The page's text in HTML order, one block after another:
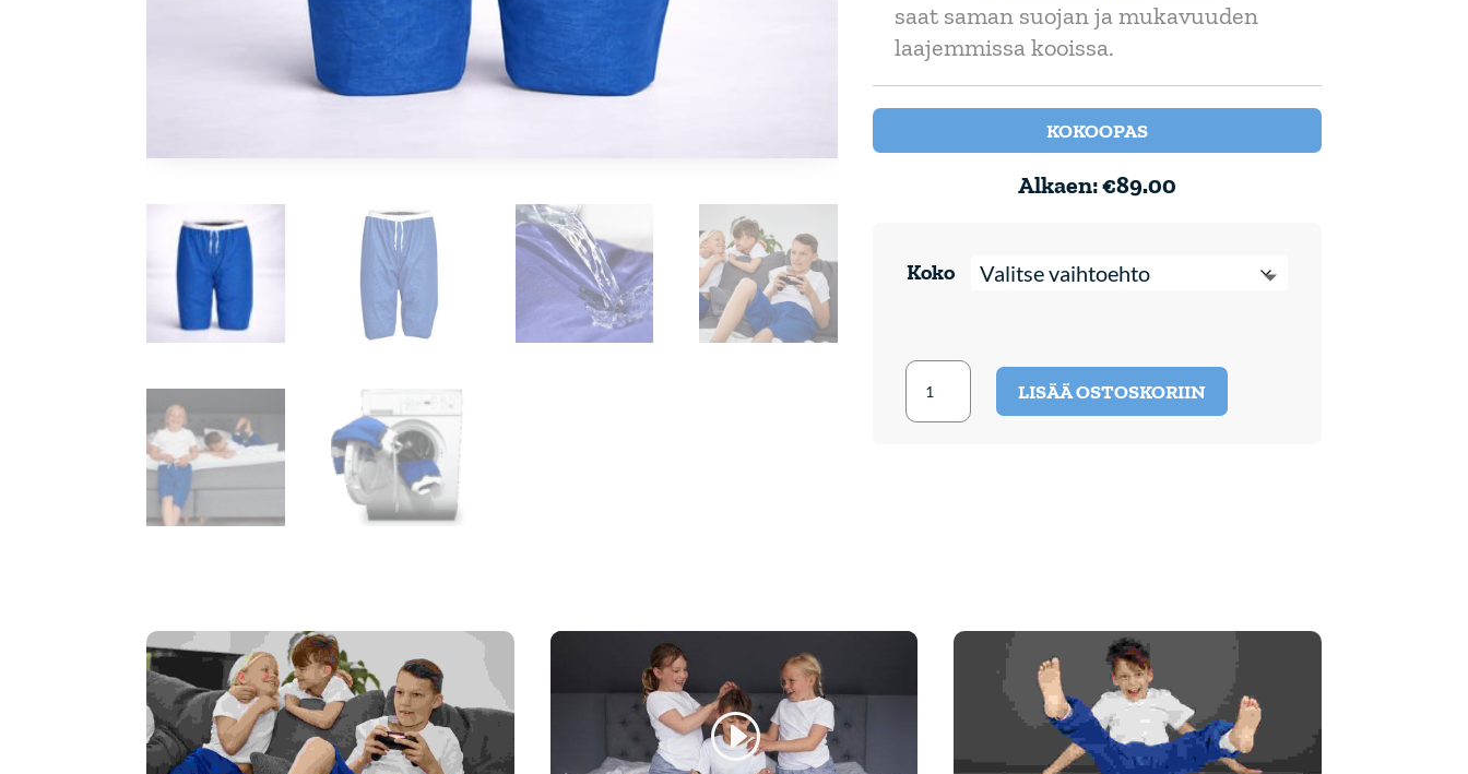
saat saman suojan ja mukavuuden
laajemmissa kooissa.
KOKOOPAS
Alkaen:€89.00
Koko
Pjama
Protect
Yökastelushortsit
LISÄÄ OSTOSKORIIN